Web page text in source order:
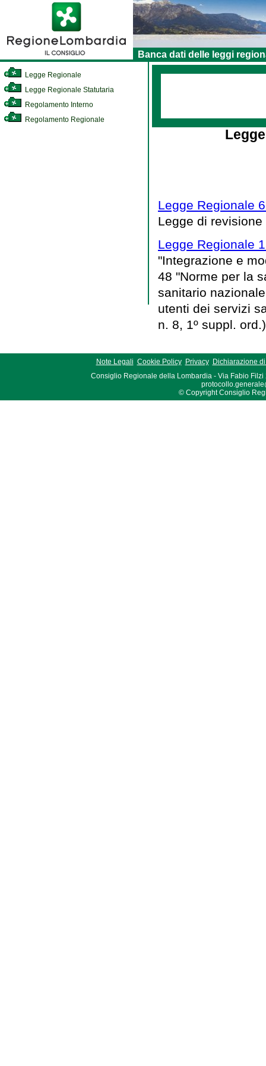
Banca dati delle leggi
Legge Regionale
Legge Regionale Statutaria
Regolamento Interno
Regolamento Regionale
Legge Regionale
Legge di
Legge Regionale
"Integrazione e
48 "Norme per la
sanitario
utenti dei servizi
n. 8, 1º suppl. ord.)
Note Legali Cookie Policy Privacy
Dichiarazione
Consiglio Regionale della Lombardia - Via Fabio Filzi
© Copyright Consiglio